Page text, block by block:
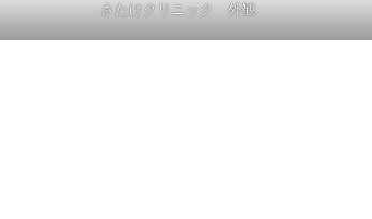
さたけクリニック 外観